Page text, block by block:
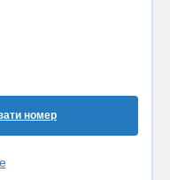
номер